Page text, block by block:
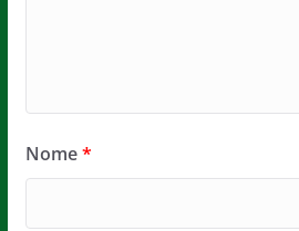
Nome*